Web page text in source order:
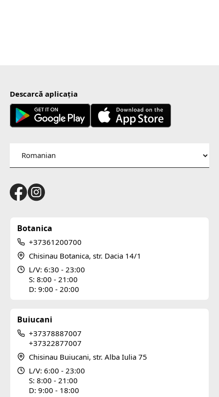
Descarcă aplicația
Botanica
+37361200700
Chisinau Botanica, str. Dacia 14/1
L/V: 6:30 - 23:00
S: 8:00 - 21:00
D: 9:00 - 20:00
Buiucani
+37378887007
+37322877007
Chisinau Buiucani, str. Alba Iulia 75
L/V: 6:00 - 23:00
S: 8:00 - 21:00
D: 9:00 - 18:00